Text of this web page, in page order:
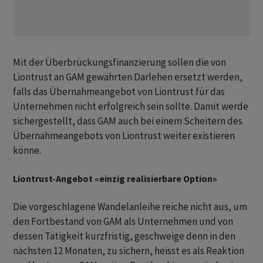
Mit der Überbrückungsfinanzierung sollen die von
Liontrust an GAM gewährten Darlehen ersetzt werden,
falls das Übernahmeangebot von Liontrust für das
Unternehmen nicht erfolgreich sein sollte. Damit werde
sichergestellt, dass GAM auch bei einem Scheitern des
Übernahmeangebots von Liontrust weiter existieren
könne.
Liontrust-Angebot «einzig realisierbare Option»
Die vorgeschlagene Wandelanleihe reiche nicht aus, um
den Fortbestand von GAM als Unternehmen und von
dessen Tätigkeit kurzfristig, geschweige denn in den
nächsten 12 Monaten, zu sichern, heisst es als Reaktion